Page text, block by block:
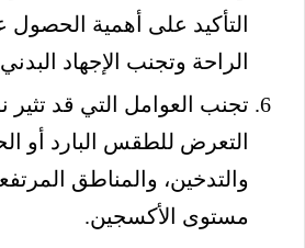
التأكيد على أهمية
الراحة وتجنب الإجهاد
تجنب العوامل التي قد تثير
التعرض للطقس البارد أو
والتدخين، والمناطق
مستوى الأكسجين.